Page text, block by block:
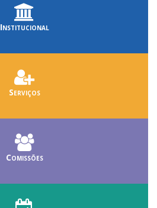
Institucional
Serviços
Comissões